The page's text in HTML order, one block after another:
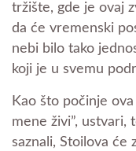
tržište, gde je ovaj
da će vremenski
nebi bilo tako
koji je u svemu
Kao što počinje
mene živi”, ustvari,
saznali, Stoilova će